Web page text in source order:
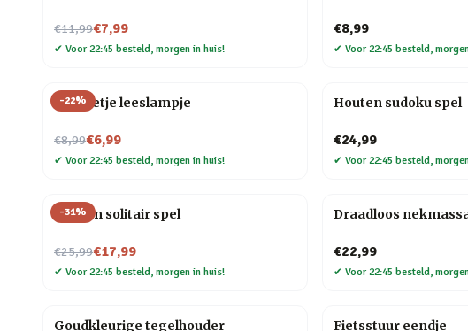
€11,99
Nu voor€7,99
✔ Voor 22:45 besteld, morgen in huis!
€8,99
✔ Voor 22:45 besteld,
-22%
Mannetje leeslampje
€8,99
Nu voor€6,99
✔ Voor 22:45 besteld, morgen in huis!
Houten sudoku spel
€24,99
✔ Voor 22:45 besteld,
-31%
Houten solitair spel
€25,99
Nu voor€17,99
✔ Voor 22:45 besteld, morgen in huis!
Draadloos
€22,99
✔ Voor 22:45 besteld,
Goudkleurige tegelhouder Fietsstuur eendje